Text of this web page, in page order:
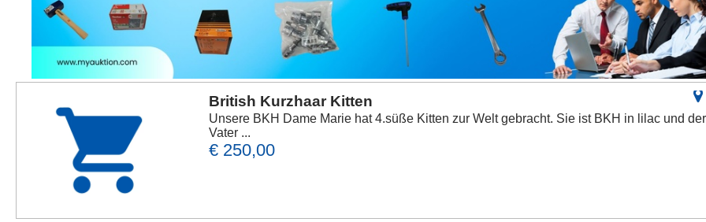
British Kurzhaar Kitten
Unsere BKH Dame Marie hat 4.süße Kitten zur Welt gebracht. Sie ist BKH in lilac und der
Vater ...
€ 250,00